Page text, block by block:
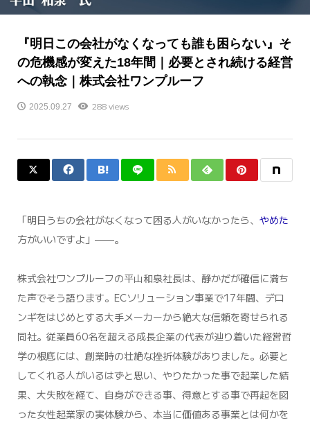
『明日この会社がなくなっても誰も困らない』そ
の危機感が変えた18年間｜必要とされ続ける経営
への執念｜株式会社ワンプルーフ
2025.09.27 288 views
「明日うちの会社がなくなって困る人がいなかったら、 やめた
方がいいですよ」——。
株式会社ワンプルーフの平山和泉社長は、静かだが確信に満ち
た声でそう語ります。ECソリューション事業で17年間、デロ
ンギをはじめとする大手メーカーから絶大な信頼を寄せられる
同社。従業員60名を超える成長企業の代表が辿り着いた経営哲
学の根底には、創業時の壮絶な挫折体験がありました。必要と
してくれる人がいるはずと思い、やりたかった事で起業した結
果、大失敗を経て、自身ができる事、得意とする事で再起を図
った女性起業家の実体験から、本当に価値ある事業とは何かを